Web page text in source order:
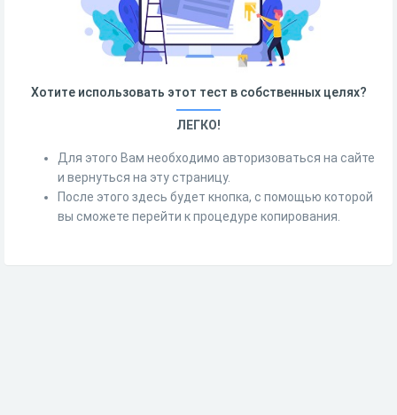
Хотите использовать этот тест в собственных целях?
ЛЕГКО!
Для этого Вам необходимо авторизоваться на сайте
и вернуться на эту страницу.
После этого здесь будет кнопка, с помощью которой
вы сможете перейти к процедуре копирования.